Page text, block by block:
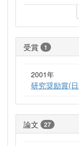
受賞 1
2001年
研究奨励賞(
論文 27